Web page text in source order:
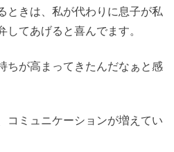
ときは、私が代わりに息子が私
してあげると喜んでます。
ちが高まってきたんだなぁと感
コミュニケーションが増えてい